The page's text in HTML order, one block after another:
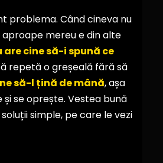
problema. Când cineva nu
aproape mereu e din alte
are cine să-i spună ce
repetă o greșeală fără să
să-l țină de mână, așa
se oprește. Vestea bună
simple, pe care le vezi